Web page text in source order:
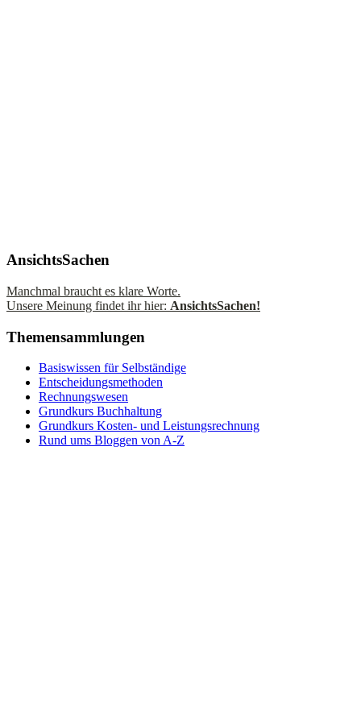
AnsichtsSachen
Manchmal braucht es klare Worte.
Unsere Meinung findet ihr hier: AnsichtsSachen!
Themensammlungen
Basiswissen für Selbständige
Entscheidungsmethoden
Rechnungswesen
Grundkurs Buchhaltung
Grundkurs Kosten- und Leistungsrechnung
Rund ums Bloggen von A-Z